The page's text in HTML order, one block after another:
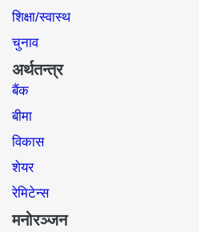
शिक्षा/स्वास्थ
चुनाव
अर्थतन्त्र
बैंक
बीमा
विकास
शेयर
रेमिटेन्स
मनोरञ्जन